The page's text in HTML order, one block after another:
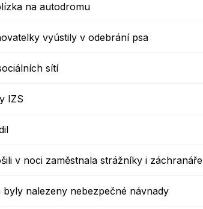
na autodromu
vyústily v odebrání psa
sítí
IZS
v noci zaměstnala strážníky i záchranáře
nalezeny nebezpečné návnady